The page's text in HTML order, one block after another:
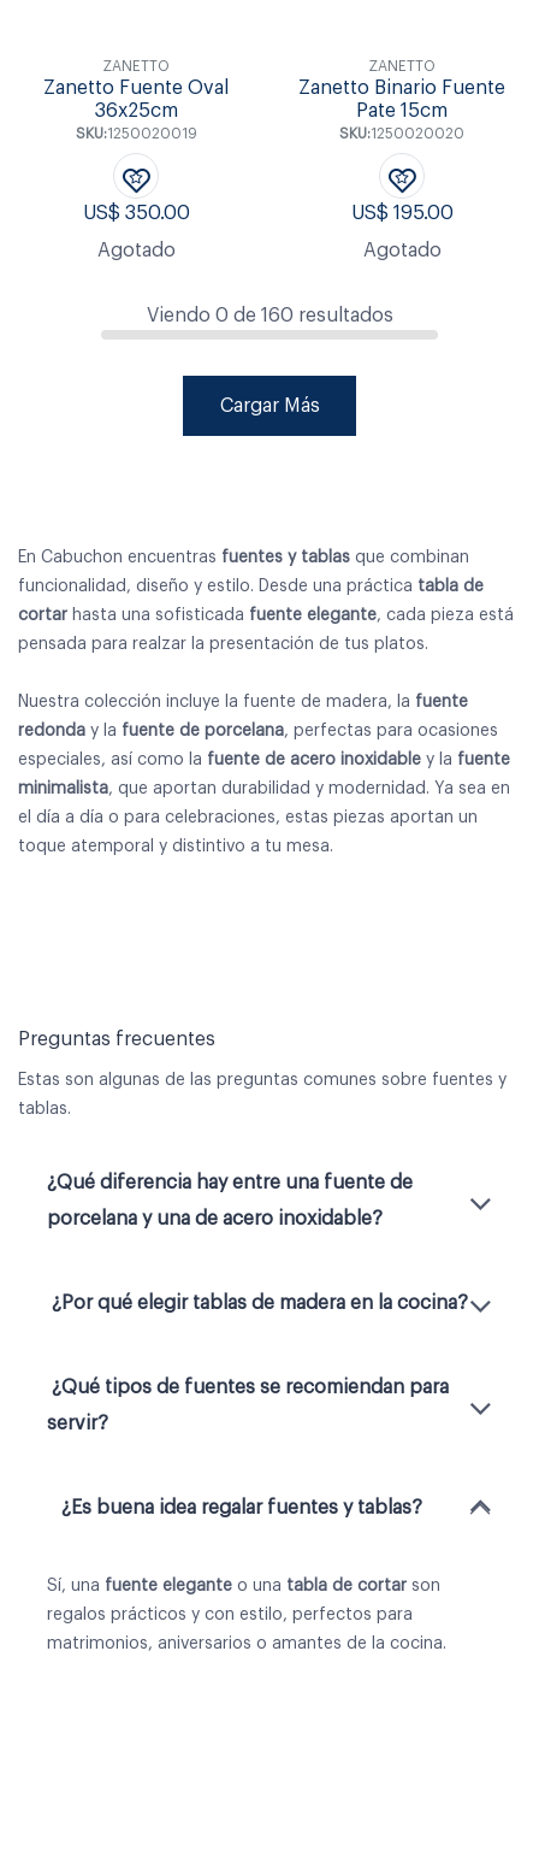
ZANETTO
Zanetto Fuente Oval
36x25cm
SKU:1250020019
US$ 350.00
Agotado
ZANETTO
Zanetto Binario Fuente
Pate 15cm
SKU:1250020020
US$ 195.00
Agotado
Viendo 0 de 160 resultados
Cargar Más
En Cabuchon encuentras fuentes y tablas que combinan
funcionalidad, diseño y estilo. Desde una práctica tabla de
cortar hasta una sofisticada fuente elegante, cada pieza está
pensada para realzar la presentación de tus platos.
Nuestra colección incluye la fuente de madera, la fuente
redonda y la fuente de porcelana, perfectas para ocasiones
especiales, así como la fuente de acero inoxidable y la fuente
minimalista,​ que aportan durabilidad y modernidad. Ya sea en
el día a día o para celebraciones, estas piezas aportan un
toque atemporal y distintivo a tu mesa.
Preguntas frecuentes
Estas son algunas de las preguntas comunes sobre fuentes y
tablas.
¿Qué diferencia hay entre una fuente de
porcelana y una de acero inoxidable?
¿Por qué elegir tablas de madera en la cocina?
¿Qué tipos de fuentes se recomiendan para
servir?
¿Es buena idea regalar fuentes y tablas?
Sí, una fuente elegante o una tabla de cortar son
regalos prácticos y con estilo, perfectos para
matrimonios, aniversarios o amantes de la cocina.